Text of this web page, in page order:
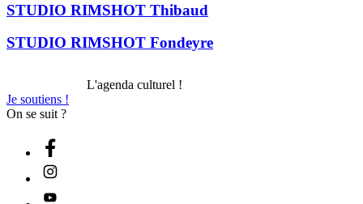
STUDIO RIMSHOT Thibaud
STUDIO RIMSHOT Fondeyre
L'agenda culturel !
Je soutiens !
On se suit ?